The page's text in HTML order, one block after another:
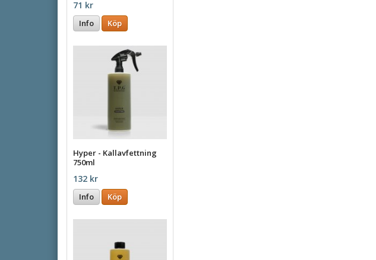
71 kr
Info Köp
Hyper - Kallavfettning
750ml
132 kr
Info Köp